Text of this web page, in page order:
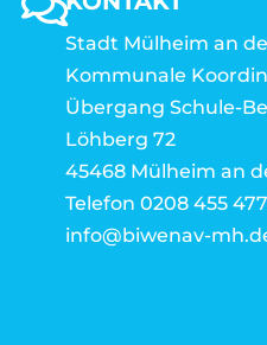
Stadt Mülheim an
Kommunale
Übergang Schule-
Löhberg 72
45468 Mülheim an
Telefon 0208 455
info@biwenav-